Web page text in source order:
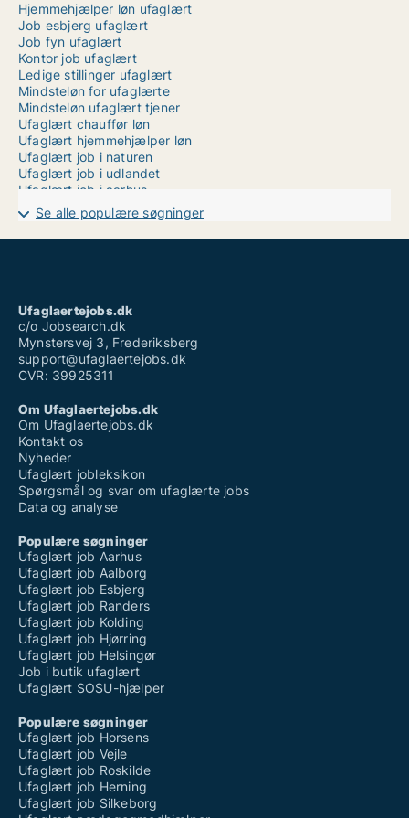
Hjemmehjælper løn ufaglært
Job esbjerg ufaglært
Job fyn ufaglært
Kontor job ufaglært
Ledige stillinger ufaglært
Mindsteløn for ufaglærte
Mindsteløn ufaglært tjener
Ufaglært chauffør løn
Ufaglært hjemmehjælper løn
Ufaglært job i naturen
Ufaglært job i udlandet
Ufaglært job i aarhus
Ufaglært job med god løn
Ufaglært job odsherred
Ufaglært job vejen
Ufaglært serviceassistent løn
Ufaglært sundhedshjælper løn
Se alle populære søgninger
Ufaglaertejobs.dk
c/o Jobsearch.dk
Mynstersvej 3, Frederiksberg
support@ufaglaertejobs.dk
CVR: 39925311
Om Ufaglaertejobs.dk
Om Ufaglaertejobs.dk
Kontakt os
Nyheder
Ufaglært jobleksikon
Spørgsmål og svar om ufaglærte jobs
Data og analyse
Populære søgninger
Ufaglært job Aarhus
Ufaglært job Aalborg
Ufaglært job Esbjerg
Ufaglært job Randers
Ufaglært job Kolding
Ufaglært job Hjørring
Ufaglært job Helsingør
Job i butik ufaglært
Ufaglært SOSU-hjælper
Populære søgninger
Ufaglært job Horsens
Ufaglært job Vejle
Ufaglært job Roskilde
Ufaglært job Herning
Ufaglært job Silkeborg